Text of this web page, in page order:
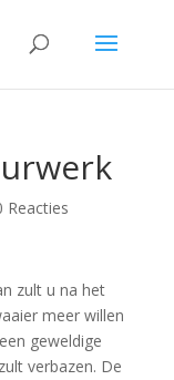
Reacties
zult u na het
meer willen
geweldige
verbazen. De